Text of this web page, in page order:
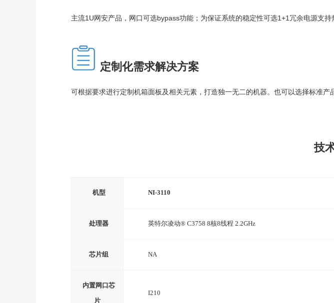
主流1U网安产品，网口可选bypass功能；为保证系统的稳定性可选1+1冗余电源支
定制化需求解决方案
可根据要求进行定制机箱面板及相关元素，打造独一无二的机器。也可以选择标准
技
机型 NI-3110
处理器 英特尔凌动® C3758 8核8线程 2.2GHz
芯片组 NA
内置网口芯
片
I210